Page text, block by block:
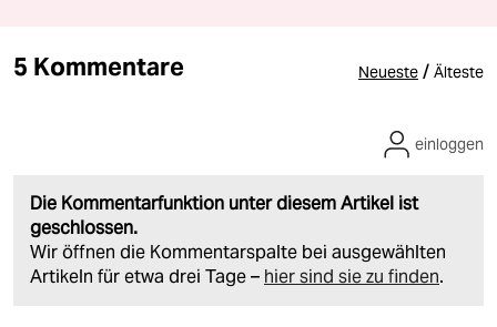
5 Kommentare Neueste / Älteste
Die Kommentarfunktion unter diesem Artikel ist
geschlossen.
Wir öffnen die Kommentarspalte bei ausgewählten
Artikeln für etwa drei Tage – hier sind sie zu finden.
einloggen